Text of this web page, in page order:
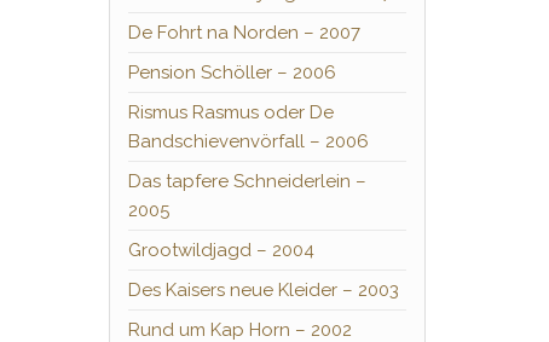
De Fohrt na Norden – 2007
Pension Schöller – 2006
Rismus Rasmus oder De
Bandschievenvörfall – 2006
Das tapfere Schneiderlein –
2005
Grootwildjagd – 2004
Des Kaisers neue Kleider – 2003
Rund um Kap Horn – 2002